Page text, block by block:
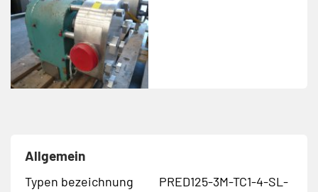
Allgemein
Typen bezeichnung
PRED125-3M-TC1-4-SL-